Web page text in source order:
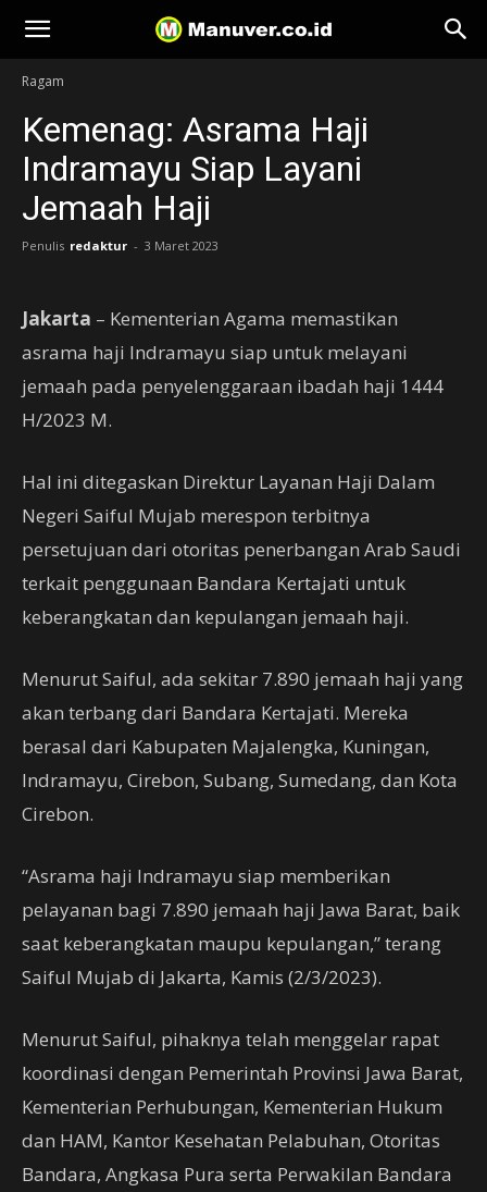
Manuver
Ragam
Kemenag: Asrama Haji
Indramayu Siap Layani
Jemaah Haji
Penulis redaktur - 3 Maret 2023
Jakarta – Kementerian Agama memastikan
asrama haji Indramayu siap untuk melayani
jemaah pada penyelenggaraan ibadah haji 1444
H/2023 M.
Hal ini ditegaskan Direktur Layanan Haji Dalam
Negeri Saiful Mujab merespon terbitnya
persetujuan dari otoritas penerbangan Arab Saudi
terkait penggunaan Bandara Kertajati untuk
keberangkatan dan kepulangan jemaah haji.
Menurut Saiful, ada sekitar 7.890 jemaah haji yang
akan terbang dari Bandara Kertajati. Mereka
berasal dari Kabupaten Majalengka, Kuningan,
Indramayu, Cirebon, Subang, Sumedang, dan Kota
Cirebon.
“Asrama haji Indramayu siap memberikan
pelayanan bagi 7.890 jemaah haji Jawa Barat, baik
saat keberangkatan maupu kepulangan,” terang
Saiful Mujab di Jakarta, Kamis (2/3/2023).
Menurut Saiful, pihaknya telah menggelar rapat
koordinasi dengan Pemerintah Provinsi Jawa Barat,
Kementerian Perhubungan, Kementerian Hukum
dan HAM, Kantor Kesehatan Pelabuhan, Otoritas
Bandara, Angkasa Pura serta Perwakilan Bandara